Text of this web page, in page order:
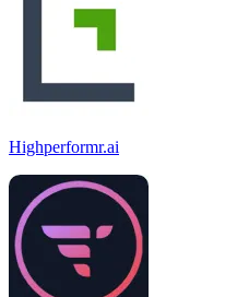
Highperformr.ai